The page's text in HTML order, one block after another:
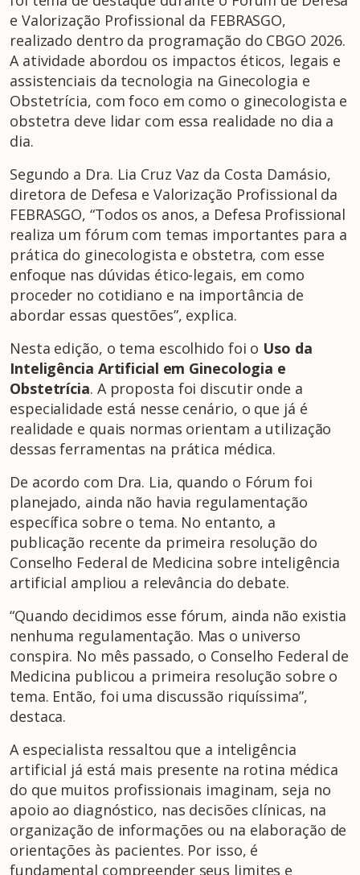
e Valorização Profissional da FEBRASGO,
realizado dentro da programação do CBGO 2026.
A atividade abordou os impactos éticos, legais e
assistenciais da tecnologia na Ginecologia e
Obstetrícia, com foco em como o ginecologista e
obstetra deve lidar com essa realidade no dia a
dia.
Segundo a Dra. Lia Cruz Vaz da Costa Damásio,
diretora de Defesa e Valorização Profissional da
FEBRASGO, “Todos os anos, a Defesa Profissional
realiza um fórum com temas importantes para a
prática do ginecologista e obstetra, com esse
enfoque nas dúvidas ético-legais, em como
proceder no cotidiano e na importância de
abordar essas questões”, explica.
Nesta edição, o tema escolhido foi o Uso da
Inteligência Artificial em Ginecologia e
Obstetrícia. A proposta foi discutir onde a
especialidade está nesse cenário, o que já é
realidade e quais normas orientam a utilização
dessas ferramentas na prática médica.
De acordo com Dra. Lia, quando o Fórum foi
planejado, ainda não havia regulamentação
específica sobre o tema. No entanto, a
publicação recente da primeira resolução do
Conselho Federal de Medicina sobre inteligência
artificial ampliou a relevância do debate.
“Quando decidimos esse fórum, ainda não existia
nenhuma regulamentação. Mas o universo
conspira. No mês passado, o Conselho Federal de
Medicina publicou a primeira resolução sobre o
tema. Então, foi uma discussão riquíssima”,
destaca.
A especialista ressaltou que a inteligência
artificial já está mais presente na rotina médica
do que muitos profissionais imaginam, seja no
apoio ao diagnóstico, nas decisões clínicas, na
organização de informações ou na elaboração de
orientações às pacientes. Por isso, é
fundamental compreender seus limites e